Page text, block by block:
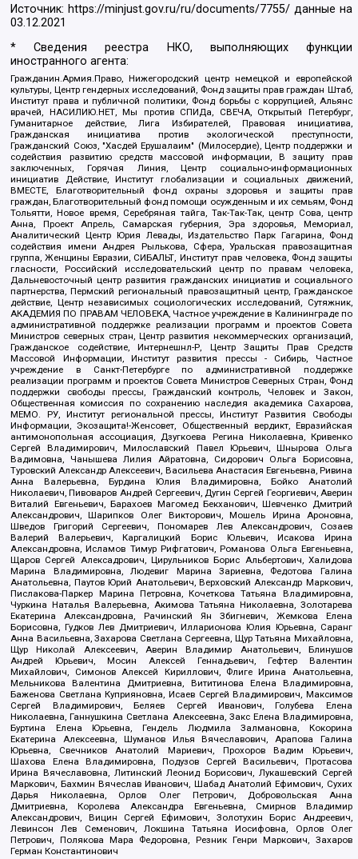
Источник: https://minjust.gov.ru/ru/documents/7755/ данные на
03.12.2021
* Сведения реестра НКО, выполняющих функции
иностранного агента:
Гражданин.Армия.Право, Нижегородский центр немецкой и европейской
культуры, Центр гендерных исследований, Фонд защиты прав граждан Штаб,
Институт права и публичной политики, Фонд борьбы с коррупцией, Альянс
врачей, НАСИЛИЮ.НЕТ, Мы против СПИДа, СВЕЧА, Открытый Петербург,
Гуманитарное действие, Лига Избирателей, Правовая инициатива,
Гражданская инициатива против экологической преступности,
Гражданский Союз, "Хасдей Ерушалаим" (Милосердие), Центр поддержки и
содействия развитию средств массовой информации, В защиту прав
заключенных, Горячая Линия, Центр социально-информационных
инициатив Действие, Институт глобализации и социальных движений,
ВМЕСТЕ, Благотворительный фонд охраны здоровья и защиты прав
граждан, Благотворительный фонд помощи осужденным и их семьям, Фонд
Тольятти, Новое время, Серебряная тайга, Так-Так-Так, центр Сова, центр
Анна, Проект Апрель, Самарская губерния, Эра здоровья, Мемориал,
Аналитический Центр Юрия Левады, Издательство Парк Гагарина, Фонд
содействия имени Андрея Рылькова, Сфера, Уральская правозащитная
группа, Женщины Евразии, СИБАЛЬТ, Институт прав человека, Фонд защиты
гласности, Российский исследовательский центр по правам человека,
Дальневосточный центр развития гражданских инициатив и социального
партнерства, Пермский региональный правозащитный центр, Гражданское
действие, Центр независимых социологических исследований, Сутяжник,
АКАДЕМИЯ ПО ПРАВАМ ЧЕЛОВЕКА, Частное учреждение в Калининграде по
административной поддержке реализации программ и проектов Совета
Министров северных стран, Центр развития некоммерческих организаций,
Гражданское содействие, Интернешнл-Р, Центр Защиты Прав Средств
Массовой Информации, Институт развития прессы - Сибирь, Частное
учреждение в Санкт-Петербурге по административной поддержке
реализации программ и проектов Совета Министров Северных Стран, Фонд
поддержки свободы прессы, Гражданский контроль, Человек и Закон,
Общественная комиссия по сохранению наследия академика Сахарова,
МЕМО. РУ, Институт региональной прессы, Институт Развития Свободы
Информации, Экозащита!-Женсовет, Общественный вердикт, Евразийская
антимонопольная ассоциация, Дзугкоева Регина Николаевна, Кривенко
Сергей Владимирович, Милославский Павел Юрьевич, Шнырова Ольга
Вадимовна, Чанышева Лилия Айратовна, Сидорович Ольга Борисовна,
Туровский Александр Алексеевич, Васильева Анастасия Евгеньевна, Ривина
Анна Валерьевна, Бурдина Юлия Владимировна, Бойко Анатолий
Николаевич, Пивоваров Андрей Сергеевич, Дугин Сергей Георгиевич, Аверин
Виталий Евгеньевич, Барахоев Магомед Бекханович, Шевченко Дмитрий
Александрович, Шарипков Олег Викторович, Мошель Ирина Ароновна,
Шведов Григорий Сергеевич, Пономарев Лев Александрович, Созаев
Валерий Валерьевич, Каргалицкий Борис Юльевич, Исакова Ирина
Александровна, Исламов Тимур Рифгатович, Романова Ольга Евгеньевна,
Щаров Сергей Алексадрович, Цирульников Борис Альбертович, Халидова
Марина Владимировна, Людевиг Марина Зариевна, Федотова Галина
Анатольевна, Паутов Юрий Анатольевич, Верховский Александр Маркович,
Пислакова-Паркер Марина Петровна, Кочеткова Татьяна Владимировна,
Чуркина Наталья Валерьевна, Акимова Татьяна Николаевна, Золотарева
Екатерина Александровна, Рачинский Ян Збигневич, Жемкова Елена
Борисовна, Гудков Лев Дмитриевич, Илларионова Юлия Юрьевна, Саранг
Анна Васильевна, Захарова Светлана Сергеевна, Щур Татьяна Михайловна,
Щур Николай Алексеевич, Аверин Владимир Анатольевич, Блинушов
Андрей Юрьевич, Мосин Алексей Геннадьевич, Гефтер Валентин
Михайлович, Симонов Алексей Кириллович, Флиге Ирина Анатольевна,
Мельникова Валентина Дмитриевна, Вититинова Елена Владимировна,
Баженова Светлана Куприяновна, Исаев Сергей Владимирович, Максимов
Сергей Владимирович, Беляев Сергей Иванович, Голубева Елена
Николаевна, Ганнушкина Светлана Алексеевна, Закс Елена Владимировна,
Буртина Елена Юрьевна, Гендель Людмила Залмановна, Кокорина
Екатерина Алексеевна, Шуманов Илья Вячеславович, Арапова Галина
Юрьевна, Свечников Анатолий Мариевич, Прохоров Вадим Юрьевич,
Шахова Елена Владимировна, Подузов Сергей Васильевич, Протасова
Ирина Вячеславовна, Литинский Леонид Борисович, Лукашевский Сергей
Маркович, Бахмин Вячеслав Иванович, Шабад Анатолий Ефимович, Сухих
Дарья Николаевна, Орлов Олег Петрович, Добровольская Анна
Дмитриевна, Королева Александра Евгеньевна, Смирнов Владимир
Александрович, Вицин Сергей Ефимович, Золотухин Борис Андреевич,
Левинсон Лев Семенович, Локшина Татьяна Иосифовна, Орлов Олег
Петрович, Полякова Мара Федоровна, Резник Генри Маркович, Захаров
Герман Константинович